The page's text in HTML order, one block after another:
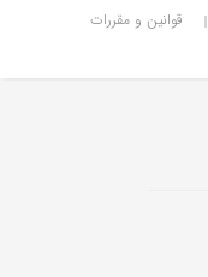
قوانین و مقررات